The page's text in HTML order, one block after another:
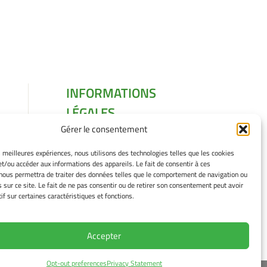
Gérer le consentement
expériences, nous utilisons des technologies telles que les cookies
ou accéder aux informations des appareils. Le fait de consentir à ces
permettra de traiter des données telles que le comportement de navigation ou
sur ce site. Le fait de ne pas consentir ou de retirer son consentement peut avoir
sur certaines caractéristiques et fonctions.
Accepter
Opt-out preferencesPrivacy Statement
INFORMATIONS
LÉGALES
Mentions légales
Politique de cookies
Déclaration de
confidentialité
Avertissement